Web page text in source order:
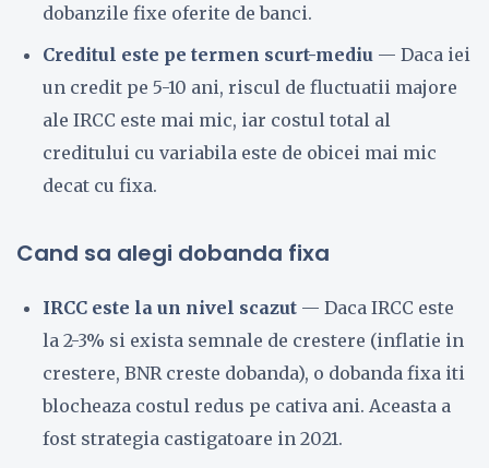
dobanzile fixe oferite de banci.
Creditul este pe termen scurt-mediu — Daca iei
un credit pe 5-10 ani, riscul de fluctuatii majore
ale IRCC este mai mic, iar costul total al
creditului cu variabila este de obicei mai mic
decat cu fixa.
Cand sa alegi dobanda fixa
IRCC este la un nivel scazut — Daca IRCC este
la 2-3% si exista semnale de crestere (inflatie in
crestere, BNR creste dobanda), o dobanda fixa iti
blocheaza costul redus pe cativa ani. Aceasta a
fost strategia castigatoare in 2021.